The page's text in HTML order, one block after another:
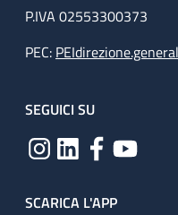
P.IVA 02553300373
PEC:
SEGUICI SU
SCARICA L'APP